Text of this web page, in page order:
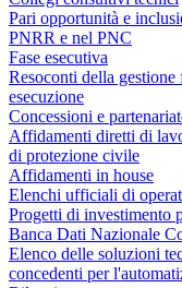
Pari opportunità e
PNRR e nel PNC
Fase esecutiva
Resoconti della
esecuzione
Concessioni e
Affidamenti diretti di
di protezione civile
Affidamenti in house
Elenchi ufficiali di
Progetti di investimento
Banca Dati Nazionale
Elenco delle soluzioni
concedenti per